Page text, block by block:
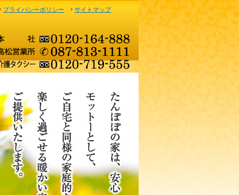
プライバシーポリシー サイトマップ